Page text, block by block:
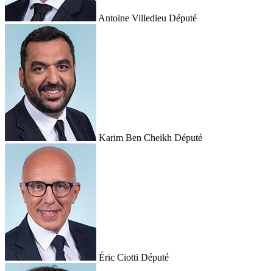
Antoine Villedieu Député
Karim Ben Cheikh Député
Éric Ciotti Député